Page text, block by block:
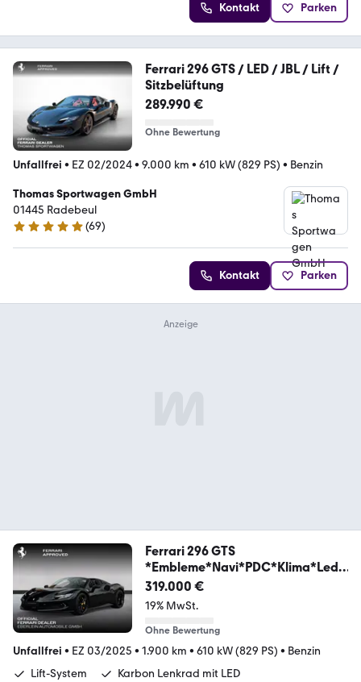
Kontakt Parken
Ferrari 296 GTS / LED / JBL / Lift /
Sitzbelüftung
289.990 €
Ohne Bewertung
Unfallfrei • EZ 02/2024• 9.000 km • 610 kW (829 PS) • Benzin
Thomas Sportwagen GmbH
01445 Radebeul
5 Sterne
(69)
Kontakt Parken
Ferrari 296 GTS
*Embleme*Navi*PDC*Klima*Lede
r*
319.000 €
19% MwSt.
Ohne Bewertung
Unfallfrei • EZ 03/2025 • 1.900 km • 610 kW (829 PS) • Benzin
Lift-System
Karbon Lenkrad mit LED